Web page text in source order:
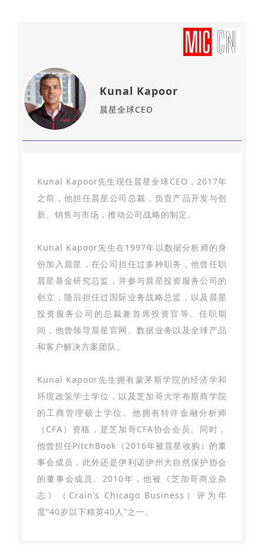
Kunal Kapoor
晨星全球CEO
Kunal Kapoor先生现任晨星全球CEO，2017年
之前，他担任晨星公司总裁，负责产品开发与创
新、销售与市场，推动公司战略的制定。
Kunal Kapoor先生在1997年以数据分析师的身
份加入晨星，在公司担任过多种职务，他曾任职
晨星基金研究总监，并参与晨星投资服务公司的
创立，随后担任过国际业务战略总监，以及晨星
投资服务公司的总裁兼首席投资官等。任职期
间，他曾领导晨星官网、数据业务以及全球产品
和客户解决方案团队。
Kunal Kapoor先生拥有蒙茅斯学院的经济学和
环境政策学士学位，以及芝加哥大学布斯商学院
的工商管理硕士学位。他拥有特许金融分析师
（CFA）资格，是芝加哥CFA协会会员。同时，
他曾担任PitchBook（2016年被晨星收购）的董
事会成员，此外还是伊利诺伊州大自然保护协会
的董事会成员。2010年，他被《芝加哥商业杂
志》（Crain’s Chicago Business）评为年
度“40岁以下精英40人”之一。